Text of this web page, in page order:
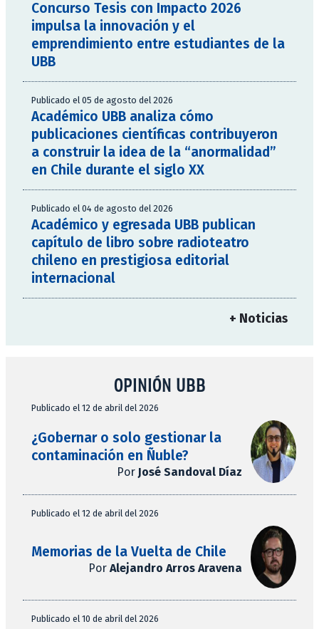
Concurso Tesis con Impacto 2026
impulsa la innovación y el
emprendimiento entre estudiantes de la
UBB
Publicado el 05 de agosto del 2026
Académico UBB analiza cómo
publicaciones científicas contribuyeron
a construir la idea de la “anormalidad”
en Chile durante el siglo XX
Publicado el 04 de agosto del 2026
Académico y egresada UBB publican
capítulo de libro sobre radioteatro
chileno en prestigiosa editorial
internacional
+ Noticias
OPINIÓN UBB
Publicado el 12 de abril del 2026
¿Gobernar o solo gestionar la
contaminación en Ñuble?
Por José Sandoval Díaz
Publicado el 12 de abril del 2026
Memorias de la Vuelta de Chile
Por Alejandro Arros Aravena
Publicado el 10 de abril del 2026